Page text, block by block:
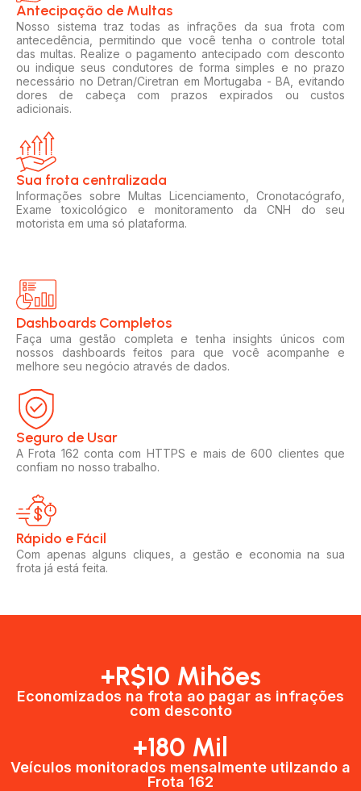
Antecipação de Multas
Nosso sistema traz todas as infrações da sua frota com
antecedência, permitindo que você tenha o controle total
das multas. Realize o pagamento antecipado com desconto
ou indique seus condutores de forma simples e no prazo
necessário no Detran/Ciretran em Mortugaba - BA, evitando
dores de cabeça com prazos expirados ou custos
adicionais.
Sua frota centralizada​
Informações sobre Multas Licenciamento, Cronotacógrafo,
Exame toxicológico e monitoramento da CNH do seu
motorista em uma só plataforma.
Dashboards Completos​​
Faça uma gestão completa e tenha insights únicos com
nossos dashboards feitos para que você acompanhe e
melhore seu negócio através de dados.
Seguro de Usar​
A Frota 162 conta com HTTPS e mais de 600 clientes que
confiam no nosso trabalho.
Rápido e Fácil​
Com apenas alguns cliques, a gestão e economia na sua
frota já está feita.
+R$10 Mihões
Economizados na frota ao pagar as infrações
com desconto
+180 Mil
Veículos monitorados mensalmente utilzando a
Frota 162